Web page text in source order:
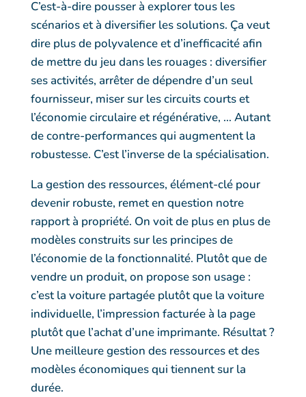
C’est-à-dire pousser à explorer tous les
scénarios et à diversifier les solutions. Ça veut
dire plus de polyvalence et d’inefficacité afin
de mettre du jeu dans les rouages : diversifier
ses activités, arrêter de dépendre d’un seul
fournisseur, miser sur les circuits courts et
l’économie circulaire et régénérative, … Autant
de contre-performances qui augmentent la
robustesse. C’est l’inverse de la spécialisation.
La gestion des ressources, élément-clé pour
devenir robuste, remet en question notre
rapport à propriété. On voit de plus en plus de
modèles construits sur les principes de
l’économie de la fonctionnalité. Plutôt que de
vendre un produit, on propose son usage :
c’est la voiture partagée plutôt que la voiture
individuelle, l’impression facturée à la page
plutôt que l’achat d’une imprimante. Résultat ?
Une meilleure gestion des ressources et des
modèles économiques qui tiennent sur la
durée.